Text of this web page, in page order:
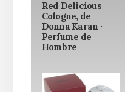
Red Delicious
Cologne, de
Donna Karan ·
Perfume de
Hombre